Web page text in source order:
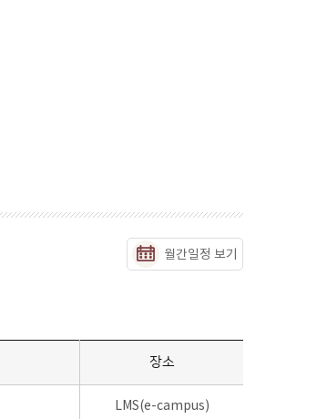
월간일정 보기
장소
LMS(e-campus)